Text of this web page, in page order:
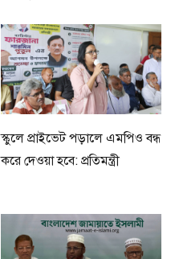
স্কুলে প্রাইভেট পড়ালে এমপিও বন্ধ
করে দেওয়া হবে: প্রতিমন্ত্রী